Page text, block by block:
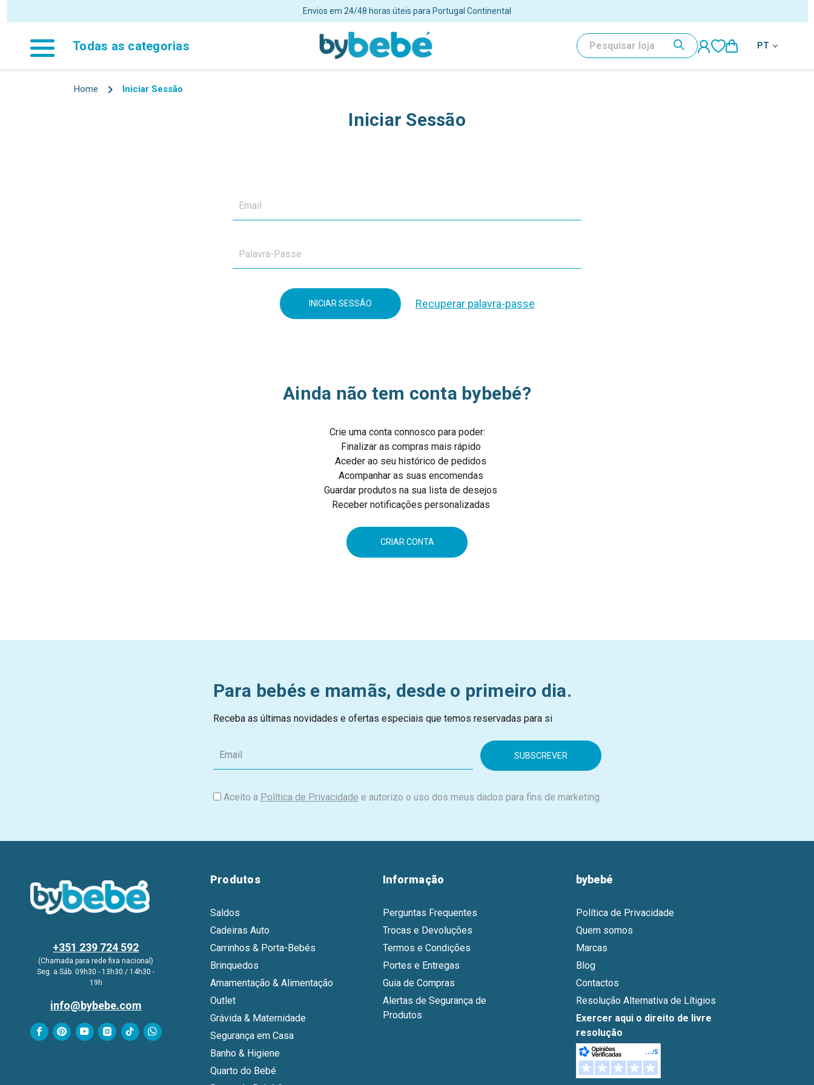
Envios em 24/48 horas úteis para Portugal Continental
Todas as categorias PESQUISAR
PT
Home Iniciar Sessão
Iniciar Sessão
Recuperar palavra-passe
Ainda não tem conta bybebé?
Crie uma conta connosco para poder:
Finalizar as compras mais rápido
Aceder ao seu histórico de pedidos
Acompanhar as suas encomendas
Guardar produtos na sua lista de desejos
Receber notificações personalizadas
CRIAR CONTA
Para bebés e mamãs, desde o primeiro dia.
Receba as últimas novidades e ofertas especiais que temos reservadas para si
m
i
Aceito a Política de Privacidade e autorizo o uso dos meus dados para fins de marketing.
+351 239 724 592
(Chamada para rede fixa nacional)
Seg. a Sáb. 09h30 - 13h30 / 14h30 -
19h
info@bybebe.com
Produtos
Saldos
Cadeiras Auto
Carrinhos & Porta-Bebés
Brinquedos
Amamentação & Alimentação
Outlet
Grávida & Maternidade
Segurança em Casa
Banho & Higiene
Quarto do Bebé
Informação
Perguntas Frequentes
Trocas e Devoluções
Termos e Condições
Portes e Entregas
Guia de Compras
Alertas de Segurança de
Produtos
bybebé
Política de Privacidade
Quem somos
Marcas
Blog
Contactos
Resolução Alternativa de Lítigios
Exercer aqui o direito de livre
resolução